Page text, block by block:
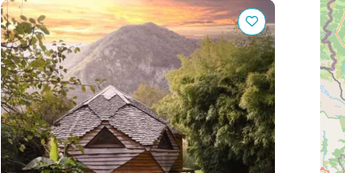
ApiZome : un Zome au cœur des
Pyrénées